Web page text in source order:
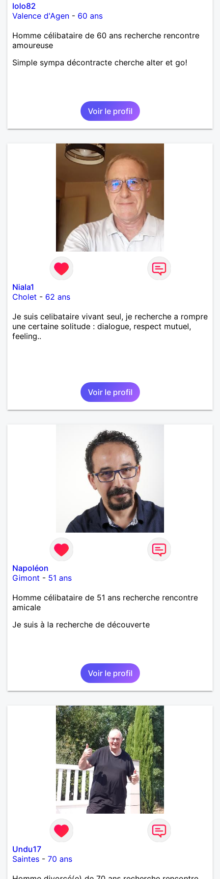
lolo82
Valence d'Agen - 60 ans
Homme célibataire de 60 ans recherche rencontre
amoureuse
Simple sympa décontracte cherche alter et go!
Voir le profil
Niala1
Cholet - 62 ans
Je suis celibataire vivant seul, je recherche a rompre
une certaine solitude : dialogue, respect mutuel,
feeling..
Voir le profil
Napoléon
Gimont - 51 ans
Homme célibataire de 51 ans recherche rencontre
amicale
Je suis à la recherche de découverte
Voir le profil
Undu17
Saintes - 70 ans